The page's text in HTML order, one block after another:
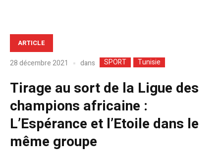
ARTICLE
28 décembre 2021 dans SPORT Tunisie
Tirage au sort de la Ligue des
champions africaine :
L’Espérance et l’Etoile dans le
même groupe